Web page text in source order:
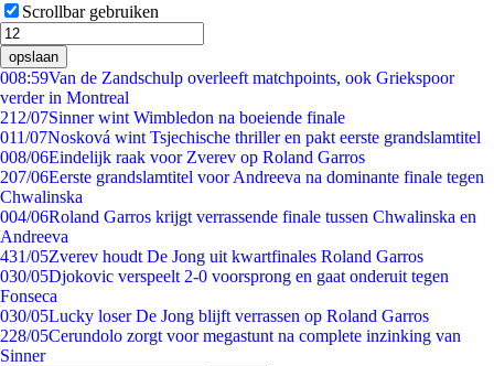
Scrollbar gebruiken
opslaan
008:59Van de Zandschulp overleeft matchpoints, ook Griekspoor
verder in Montreal
212/07Sinner wint Wimbledon na boeiende finale
011/07Nosková wint Tsjechische thriller en pakt eerste grandslamtitel
008/06Eindelijk raak voor Zverev op Roland Garros
207/06Eerste grandslamtitel voor Andreeva na dominante finale tegen
Chwalinska
004/06Roland Garros krijgt verrassende finale tussen Chwalinska en
Andreeva
431/05Zverev houdt De Jong uit kwartfinales Roland Garros
030/05Djokovic verspeelt 2-0 voorsprong en gaat onderuit tegen
Fonseca
030/05Lucky loser De Jong blijft verrassen op Roland Garros
228/05Cerundolo zorgt voor megastunt na complete inzinking van
Sinner